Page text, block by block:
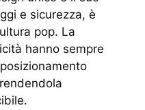
e sicurezza, è
pop. La
hanno sempre